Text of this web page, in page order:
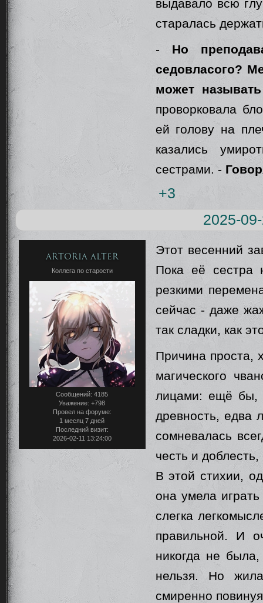
выдавало всю
старалась
- Но
седовласого?
может
проворковала
ей голову на
казались
сестрами. -
+3
2025-
Artoria Alter
Коллега по старости
Сообщений: 4185
Уважение: +798
Провел на форуме:
1 месяц 7 дней
Последний визит:
2026-02-11 13:24:00
Этот весенний
Пока её сестра
резкими
сейчас - даже
так сладки, как
Причина проста,
магического
лицами: ещё бы,
древность, едва
сомневалась
честь и
В этой стихии,
она умела
слегка
правильной. И
никогда не
нельзя. Но
смиренно